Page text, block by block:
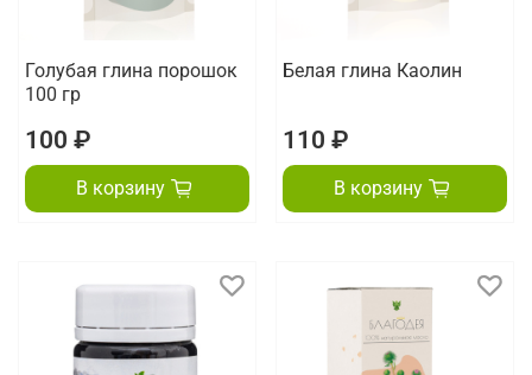
Голубая глина порошок
100 гр
100 ₽
В корзину
Белая глина Каолин
110 ₽
В корзину